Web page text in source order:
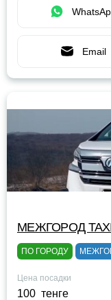
Email
МЕЖГОРОД TAXI
ПО ГОРОДУ
Цена посадки
100 тенге